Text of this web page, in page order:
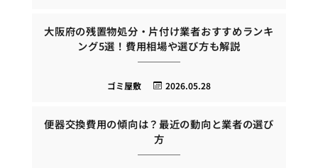
大阪府の残置物処分・片付け業者おすすめランキ
ング5選！費用相場や選び方も解説
2026.05.28
ゴミ屋敷
便器交換費用の傾向は？最近の動向と業者の選び
方